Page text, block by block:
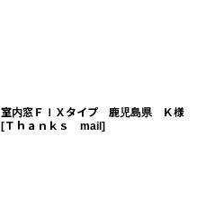
室内窓ＦＩＸタイプ 鹿児島県 Ｋ様
[Ｔｈａｎｋｓ mail ]